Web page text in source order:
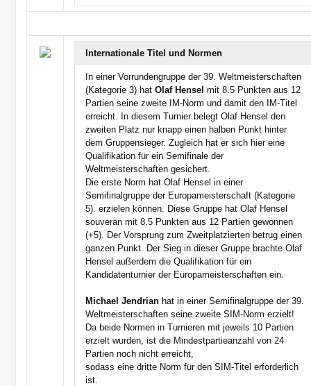
Internationale Titel und Normen
In einer Vorrundengruppe der 39. Weltmeisterschaften
(Kategorie 3) hatOlaf Henselmit 8.5 Punkten aus 12
Partien seine zweite IM-Norm und damit den IM-Titel
erreicht. In diesem Turnier belegt Olaf Hensel den
zweiten Platz nur knapp einen halben Punkt hinter
dem Gruppensieger. Zugleich hat er sich hier eine
Qualifikation für ein Semifinale der
Weltmeisterschaften gesichert.
Die erste Norm hat Olaf Hensel in einer
Semifinalgruppe der Europameisterschaft (Kategorie
5). erzielen können. Diese Gruppe hat Olaf Hensel
souverän mit 8.5 Punkten aus 12 Partien gewonnen
(+5). Der Vorsprung zum Zweitplatzierten betrug einen
ganzen Punkt. Der Sieg in dieser Gruppe brachte Olaf
Hensel außerdem die Qualifikation für ein
Kandidatenturnier der Europameisterschaften ein.
Michael Jendrian hat in einer Semifinalgruppe der 39.
Weltmeisterschaften seine zweite SIM-Norm erzielt!
Da beide Normen in Turnieren mit jeweils 10 Partien
erzielt wurden, ist die Mindestpartieanzahl von 24
Partien noch nicht erreicht,
sodass eine dritte Norm für den SIM-Titel erforderlich
ist.